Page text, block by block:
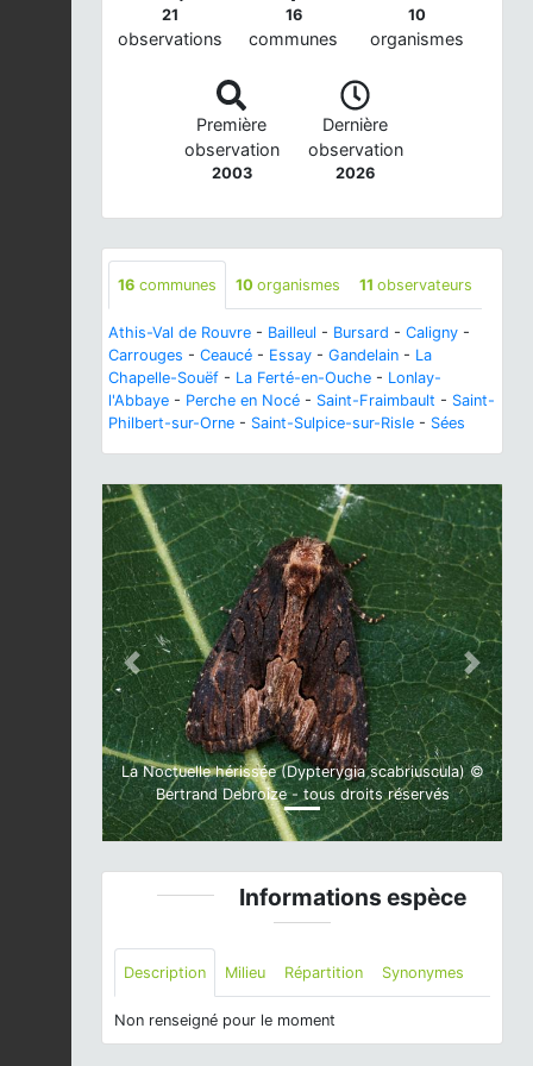
21
observations
16
communes
10
organismes
Première
observation
2003
Dernière
observation
2026
16 communes 10 organismes 11 observateurs
Athis-Val de Rouvre - Bailleul - Bursard - Caligny -
Carrouges - Ceaucé - Essay - Gandelain - La
Chapelle-Souëf - La Ferté-en-Ouche - Lonlay-
l'Abbaye - Perche en Nocé - Saint-Fraimbault - Saint-
Philbert-sur-Orne - Saint-Sulpice-sur-Risle - Sées
La Noctuelle hérissée (Dypterygia scabriuscula) ©
Bertrand Debroize - tous droits réservés
Previous Next
Informations espèce
Description Milieu Répartition Synonymes
Non renseigné pour le moment